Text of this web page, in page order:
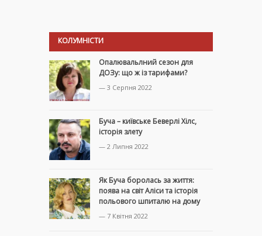
КОЛУМНІСТИ
Опалювальлний сезон для
ДОЗу: що ж із тарифами?
— 3 Серпня 2022
Буча – київське Беверлі Хілс,
історія злету
— 2 Липня 2022
Як Буча боролась за життя:
поява на світ Аліси та історія
польового шпиталю на дому
— 7 Квітня 2022